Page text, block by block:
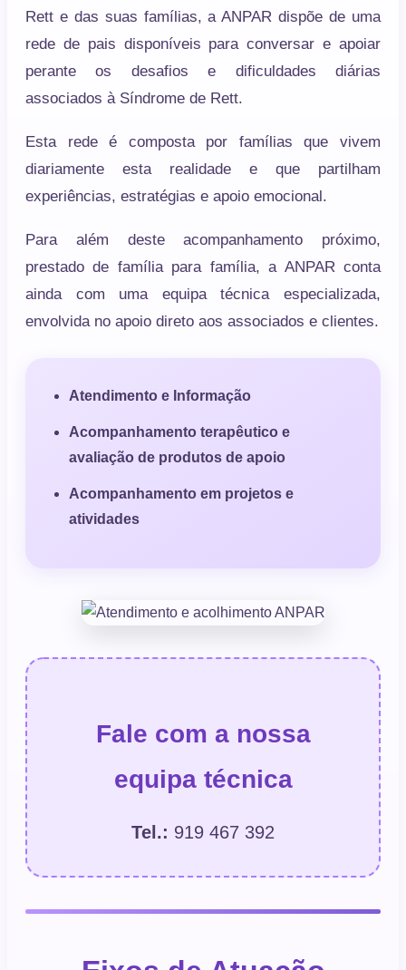
Rett e das suas famílias, a ANPAR dispõe de uma
rede de pais disponíveis para conversar e apoiar
perante os desafios e dificuldades diárias
associados à Síndrome de Rett.
Esta rede é composta por famílias que vivem
diariamente esta realidade e que partilham
experiências, estratégias e apoio emocional.
Para além deste acompanhamento próximo,
prestado de família para família, a ANPAR conta
ainda com uma equipa técnica especializada,
envolvida no apoio direto aos associados e clientes.
Atendimento e Informação
Acompanhamento terapêutico e
avaliação de produtos de apoio
Acompanhamento em projetos e
atividades
Fale com a nossa
equipa técnica
Tel.: 919 467 392